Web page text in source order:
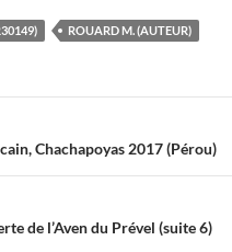
ROUARD M. (AUTEUR)
Chachapoyas 2017 (Pérou)
de l’Aven du Prével (suite 6)